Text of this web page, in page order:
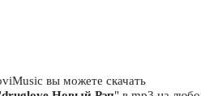
вы можете скачать